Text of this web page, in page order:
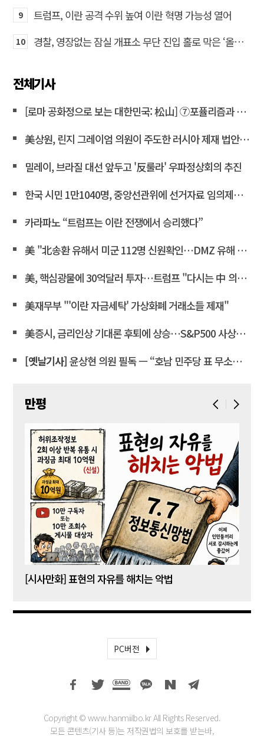
9 트럼프, 이란 공격 수위 높여 이란 혁명 가능성 열어
10 경찰, 영장없는 잠실 개표소 무단 진입 홀로 막은 ‘올다르크’ 불구속 송치
전체기사
[로마 공화정으로 보는 대한민국: 松山] ⑦포퓰리즘과 선동은 민주주의를 어떻게 무너뜨리는가
美상원, 린지 그레이엄 의원이 주도한 러시아 제재 법안 통과
밀레이, 브라질 대선 앞두고 '反룰라' 우파정상회의 추진
한국 시민 1만1040명, 중앙선관위에 선거자료 임의제출 요청
카라파노 “트럼프는 이란 전쟁에서 승리했다”
美 "北송환 유해서 미군 112명 신원확인…DMZ 유해 발굴 재개"
美, 핵심광물에 30억달러 투자…트럼프 "다시는 中 의존 않도록"
美재무부 "'이란 자금세탁' 가상화폐 거래소들 제재"
美증시, 금리인상 기대론 후퇴에 상승…S&P500 사상최고치 마감
[옛날기사] 윤상현 의원 필독 ㅡ “호남 민주당 표 무소속에 보태”… 전산 조작으로 ‘선거비 보전’ 의혹
만평
[시사만화] 표현의 자유를 해치는 악법
PC버전
Copyright © www.hanmiilbo.kr All Rights Reserved.
모든 콘텐츠(기사 등)는 저작권법의 보호를 받는바,